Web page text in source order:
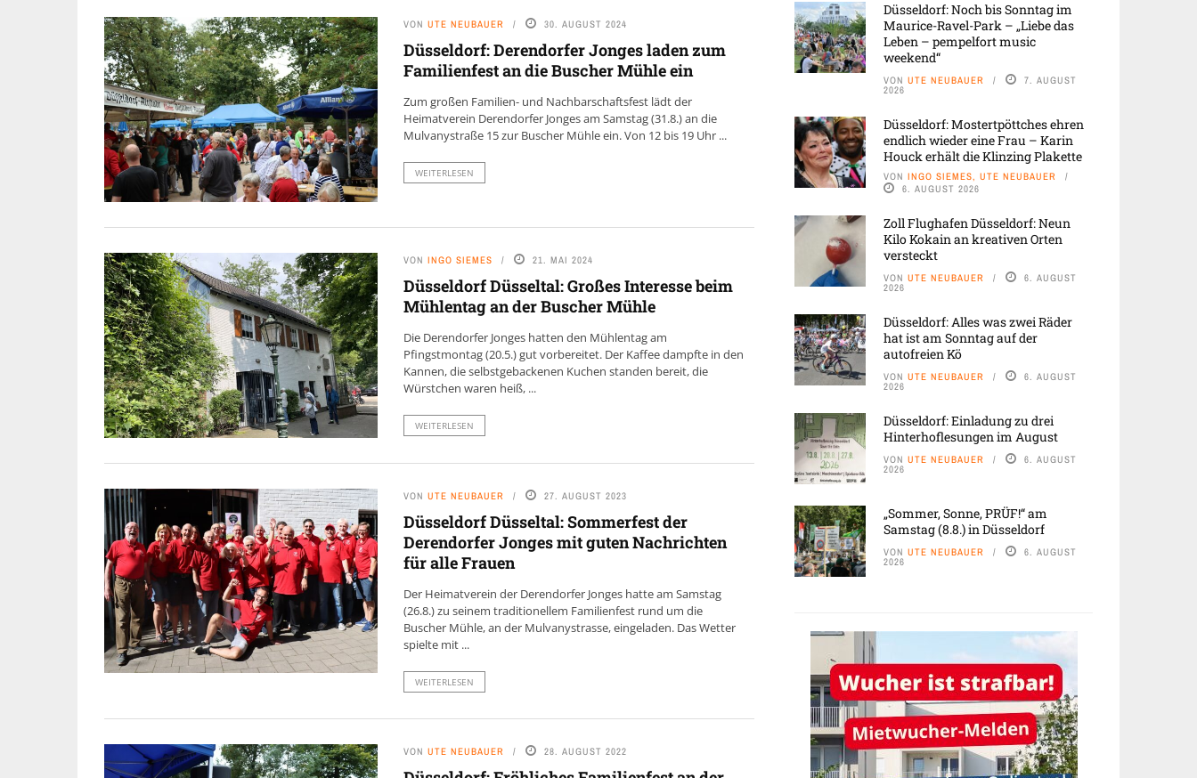
VON UTE NEUBAUER 30. AUGUST 2024
Düsseldorf: Derendorfer Jonges laden zum
Familienfest an die Buscher Mühle ein
Zum großen Familien- und Nachbarschaftsfest lädt der
Heimatverein Derendorfer Jonges am Samstag (31.8.) an die
Mulvanystraße 15 zur Buscher Mühle ein. Von 12 bis 19 Uhr ...
WEITERLESEN
VON INGO SIEMES 21. MAI 2024
Düsseldorf Düsseltal: Großes Interesse beim
Mühlentag an der Buscher Mühle
Die Derendorfer Jonges hatten den Mühlentag am
Pfingstmontag (20.5.) gut vorbereitet. Der Kaffee dampfte in den
Kannen, die selbstgebackenen Kuchen standen bereit, die
Würstchen waren heiß, ...
WEITERLESEN
VON UTE NEUBAUER 27. AUGUST 2023
Düsseldorf Düsseltal: Sommerfest der
Derendorfer Jonges mit guten Nachrichten
für alle Frauen
Der Heimatverein der Derendorfer Jonges hatte am Samstag
(26.8.) zu seinem traditionellem Familienfest rund um die
Buscher Mühle, an der Mulvanystrasse, eingeladen. Das Wetter
spielte mit ...
WEITERLESEN
VON UTE NEUBAUER 28. AUGUST 2022
Düsseldorf: Noch bis Sonntag im
Maurice-Ravel-Park – „Liebe das
Leben – pempelfort music
weekend“
VON UTE NEUBAUER 7. AUGUST
2026
Düsseldorf: Mostertpöttches ehren
endlich wieder eine Frau – Karin
Houck erhält die Klinzing Plakette
VON INGO SIEMES, UTE NEUBAUER
6. AUGUST 2026
Zoll Flughafen Düsseldorf: Neun
Kilo Kokain an kreativen Orten
versteckt
VON UTE NEUBAUER 6. AUGUST
2026
Düsseldorf: Alles was zwei Räder
hat ist am Sonntag auf der
autofreien Kö
VON UTE NEUBAUER 6. AUGUST
2026
Düsseldorf: Einladung zu drei
Hinterhoflesungen im August
VON UTE NEUBAUER 6. AUGUST
2026
„Sommer, Sonne, PRÜF!“ am
Samstag (8.8.) in Düsseldorf
VON UTE NEUBAUER 6. AUGUST
2026